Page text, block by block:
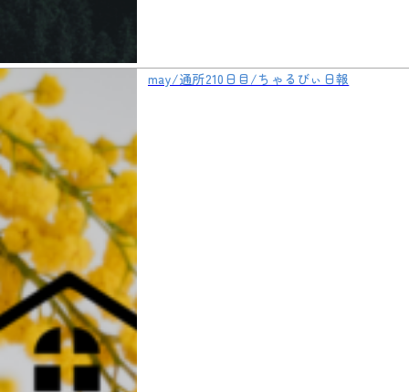
may/通所210日目/ちゃるびぃ日報